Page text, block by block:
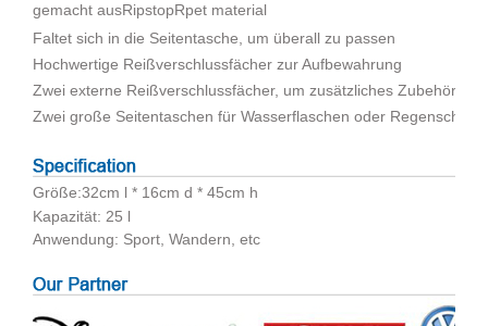
gemacht ausRipstopRpet material
Faltet sich in die Seitentasche, um überall zu passen
Hochwertige Reißverschlussfächer zur Aufbewahrung
Zwei externe Reißverschlussfächer, um zusätzliches Zubehör zu
Zwei große Seitentaschen für Wasserflaschen oder Regenschirm
Größe:32cm l * 16cm d * 45cm h
Kapazität: 25 l
Anwendung: Sport, Wandern, etc